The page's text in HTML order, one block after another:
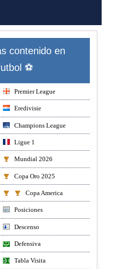
contenido en
⚽
Premier League
Eredivisie
Champions League
Ligue 1
Mundial 2026
Copa Oro 2025
Copa America
Posiciones
Descenso
Defensiva
Tabla Visita